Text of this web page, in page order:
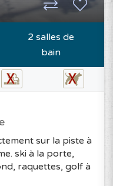
2 salles de
bain
sur la piste à
ski à la porte,
raquettes, golf à